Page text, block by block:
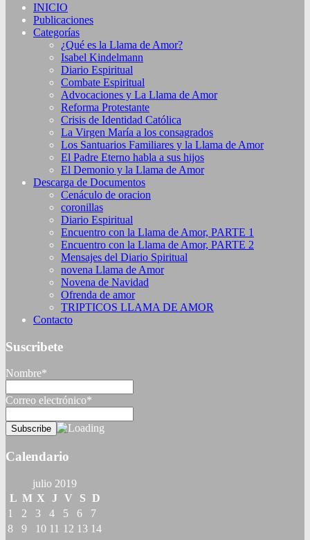
INICIO
Publicaciones
Categorías
¿Qué es la Llama de Amor?
Isabel Kindelmann
Diario Espiritual
Combate Espiritual
Advocaciones y La Llama de Amor
Reforma Protestante
Crisis de Identidad Católica
La Virgen María a los consagrados
Los Santuarios Familiares y la Llama de Amor
El Padre Eterno habla a sus hijos
El Demonio y la Llama de Amor
Descarga de Documentos
Cenáculo de oracion
coronillas
Diario Espiritual
Encuentro con la Llama de Amor, PARTE 1
Encuentro con la Llama de Amor, PARTE 2
Mensajes del Diario Spiritual
novena Llama de Amor
Novena de Navidad
Ofrenda de amor
TRIPTICOS LLAMA DE AMOR
Contacto
Suscribete
Nombre*
Correo electrónico*
Calendario
julio 2019
L M X J V S D
1
2 3 4 5 6
7
8
9 10 11 12 13 14